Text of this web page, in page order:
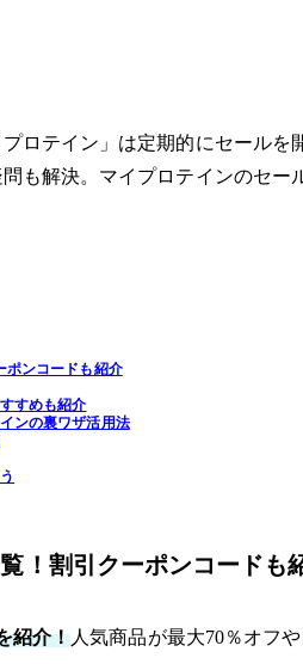
ロテイン」は定期的にセールを
も解決。マイプロテインのセー
ポンコードも紹介
すめも紹介
ンの裏ワザ活用法
！割引クーポンコードも
紹介！人気商品が最大70％オフ